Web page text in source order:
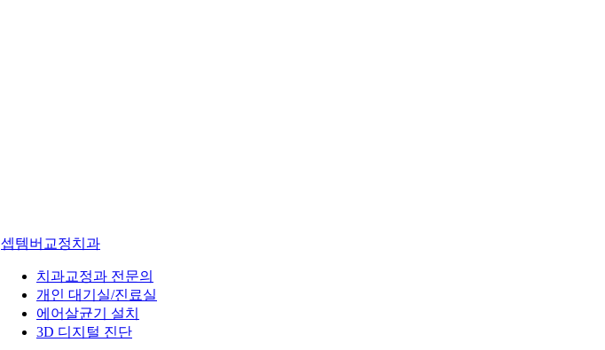
셉템버교정치과
치과교정과 전문의
개인 대기실/진료실
에어살균기 설치
3D 디지털 진단